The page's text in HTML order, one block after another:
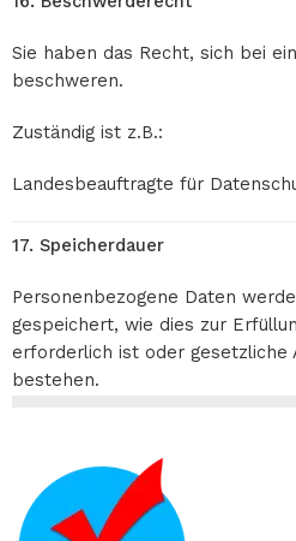
Sie haben das Recht, sich bei
beschweren.
Zuständig ist z.B.:
Landesbeauftragte für
17. Speicherdauer
Personenbezogene Daten
gespeichert, wie dies zur
erforderlich ist oder gesetzliche
bestehen.